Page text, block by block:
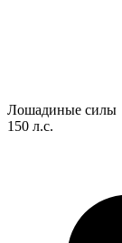
Лошадиные силы
150 л.с.